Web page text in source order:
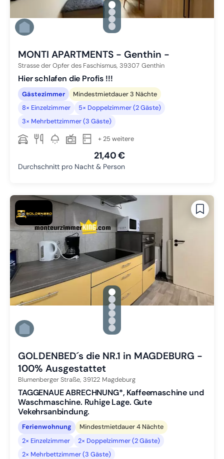
gallery.slide_selector
Zu Slide 1 wechseln
Zu Slide 2 wechseln
Zu Slide 3 wechseln
Zu Slide 4 wechseln
MONTI APARTMENTS - Genthin -
Strasse der Opfer des Faschismus, 39307 Genthin
Hier schlafen die Profis !!!
Gästezimmer
Mindestmietdauer 3 Nächte
8× Einzelzimmer
5× Doppelzimmer (2 Gäste)
3× Mehrbettzimmer (3 Gäste)
+ 25 weitere
21,40 €
Durchschnitt pro Nacht & Person
gallery.slide_selector
Zu Slide 1 wechseln
Zu Slide 2 wechseln
Zu Slide 3 wechseln
Zu Slide 4 wechseln
Zu Slide 5 wechseln
Zu Slide 6 wechseln
GOLDENBED´s die NR.1 in MAGDEBURG -
100% Ausgestattet
Blumenberger Straße, 39122 Magdeburg
TAGGENAUE ABRECHNUNG*, Kaffeemaschine und
Waschmaschine. Ruhige Lage. Gute
Vekehrsanbindung.
Ferienwohnung
Mindestmietdauer 4 Nächte
2× Einzelzimmer
2× Doppelzimmer (2 Gäste)
2× Mehrbettzimmer (3 Gäste)